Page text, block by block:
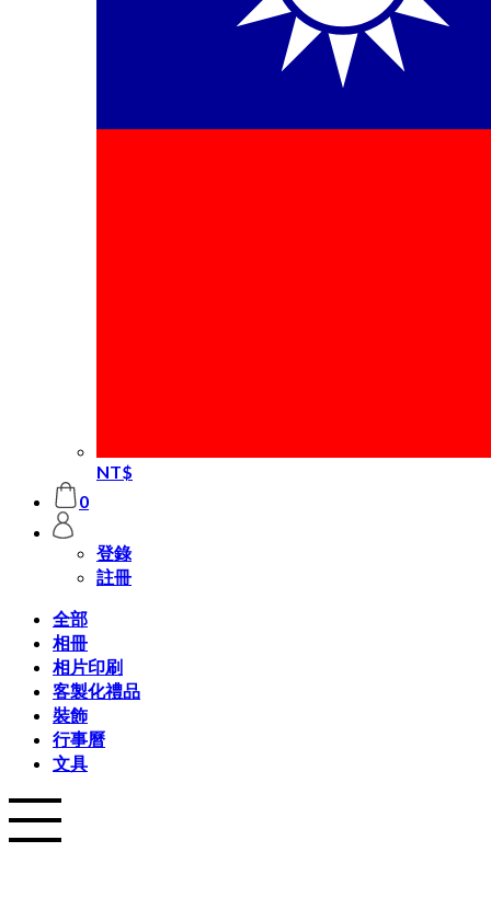
NT$
0
登錄
註冊
全部
相冊
相片印刷
客製化禮品
裝飾
行事曆
文具